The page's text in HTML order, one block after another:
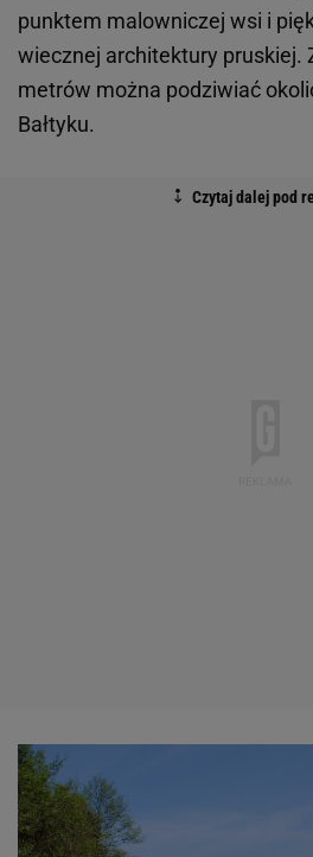
punktem malowniczej wsi i
wiecznej architektury pruskiej.
metrów można podziwiać
Bałtyku.